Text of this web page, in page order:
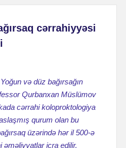
cərrahiyyəsi
və düz bağırsağın
Qurbanxan Müslümov
cərrahi koloproktologiya
qurum olan bu
üzərində hər il 500-ə
əməliyyatlar icra edilir.